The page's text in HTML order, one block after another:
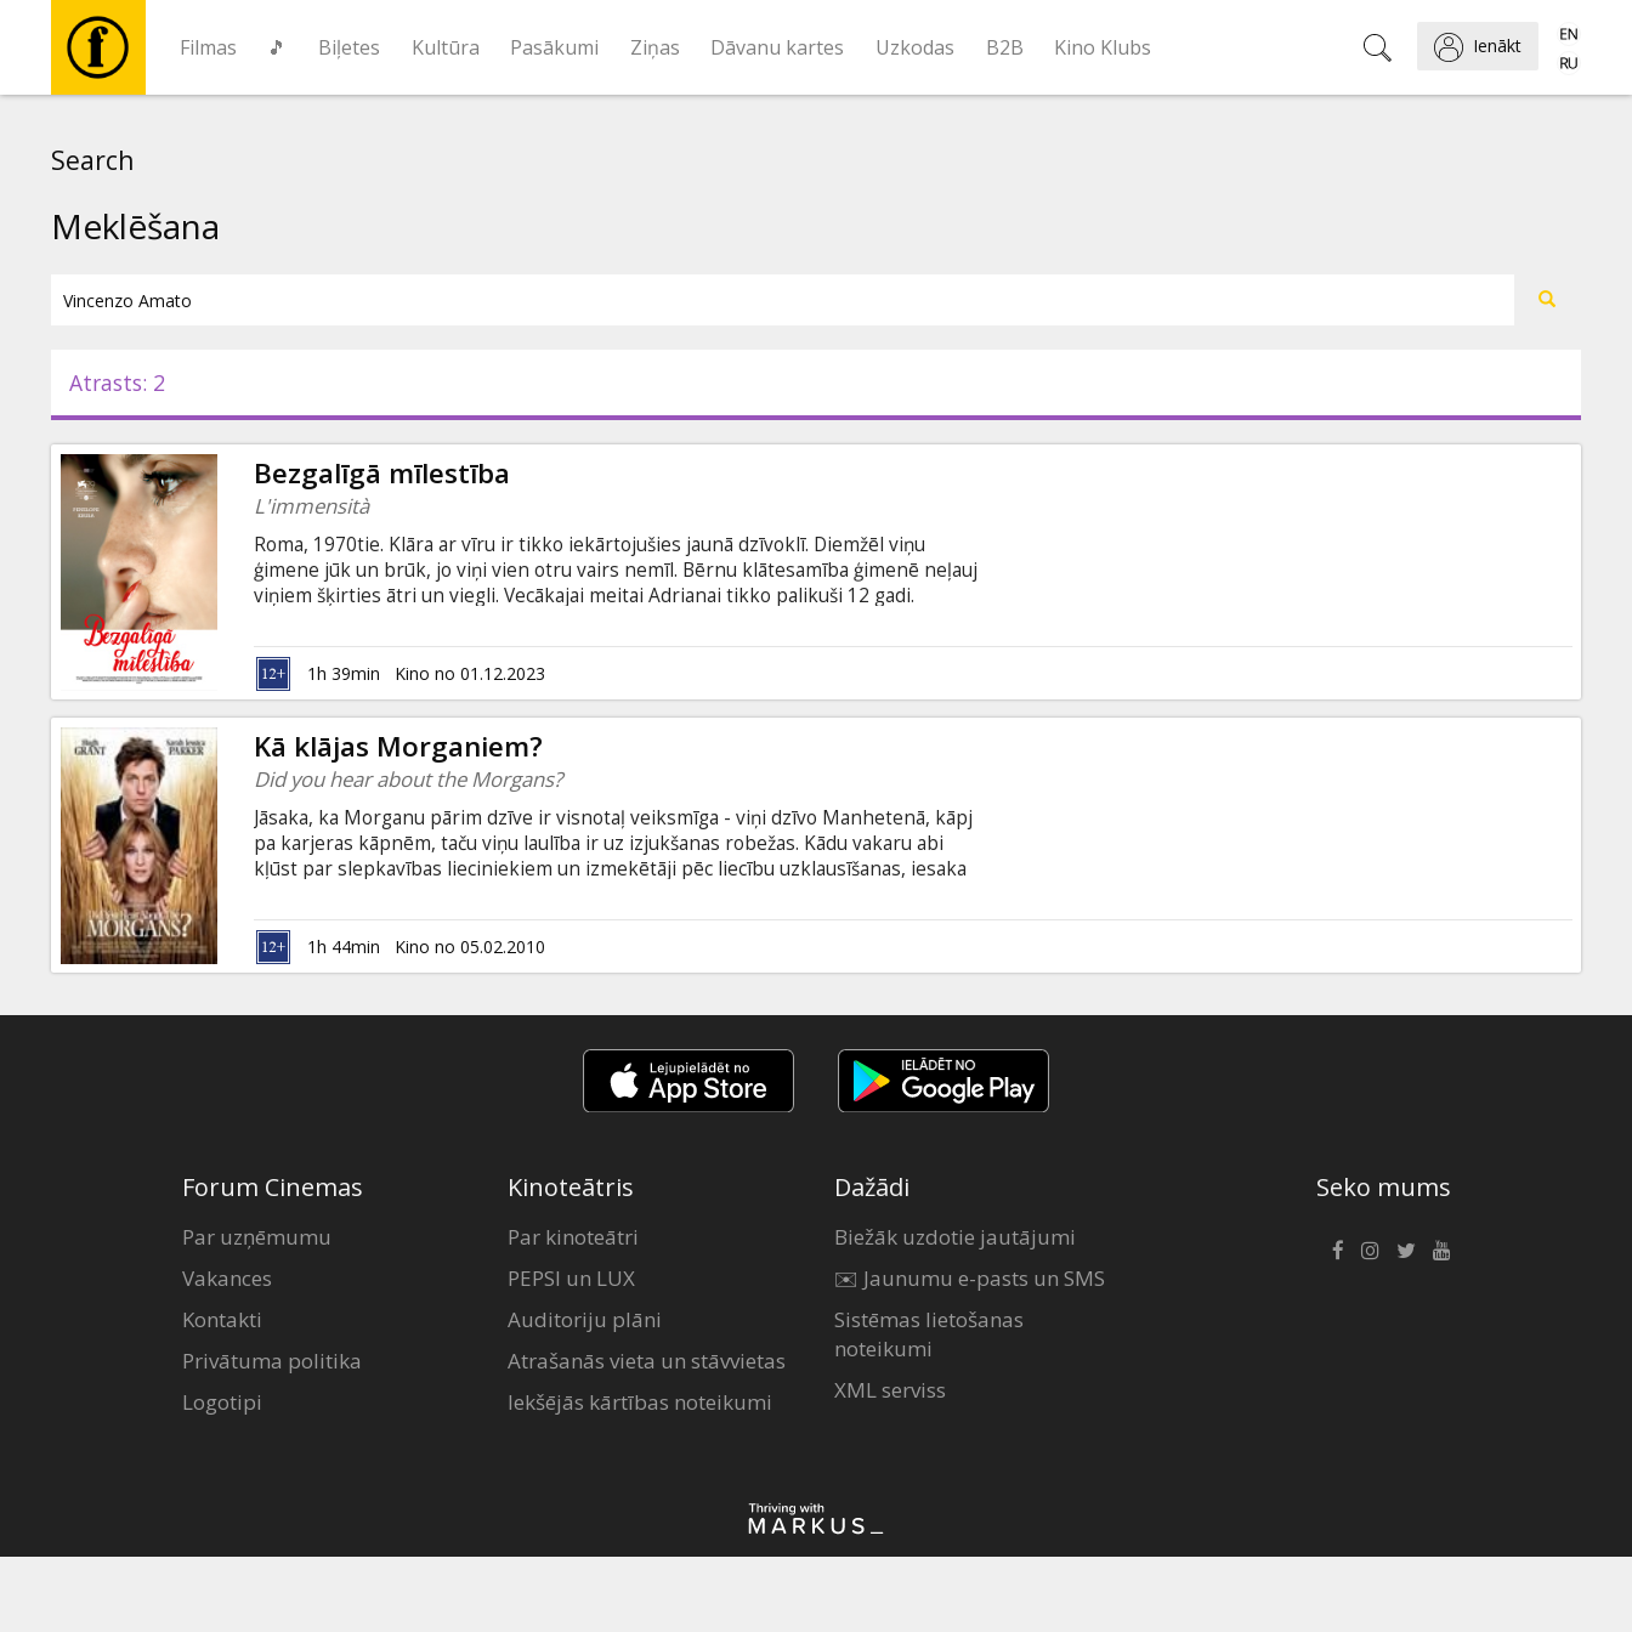
Filmas 🎵 Biļetes Kultūra Pasākumi Ziņas Dāvanu kartes Uzkodas B2B Kino Klubs Ienākt
Pasākumi
Ziņas
Dāvanu
kartes
Uzkodas
B2B
Kino
Klubs
Search
Meklēšana
Atrasts: 2
Bezgalīgā mīlestība
L'immensità
Roma, 1970tie. Klāra ar vīru ir tikko iekārtojušies jaunā dzīvoklī. Diemžēl viņu
ģimene jūk un brūk, jo viņi vien otru vairs nemīl. Bērnu klātesamība ģimenē neļauj
viņiem šķirties ātri un viegli. Vecākajai meitai Adrianai tikko palikuši 12 gadi.
vecāku attiecībās. Pavisam negaidīti Adriana pārsteidz visu ģimeni – viņa sāk
noliegt savu personību. Meitene visus cenšas pārliecināt, ka ir zēns. Filma itāliešu
valodā ar subtitriem latviešu un krievu valodā.
1h 39min Kino no 01.12.2023
Kā klājas Morganiem?
Did you hear about the Morgans?
Jāsaka, ka Morganu pārim dzīve ir visnotaļ veiksmīga - viņi dzīvo Manhetenā, kāpj
pa karjeras kāpnēm, taču viņu laulība ir uz izjukšanas robežas. Kādu vakaru abi
kļūst par slepkavības lieciniekiem un izmekētāji pēc liecību uzklausīšanas, iesaka
spožās lielpilsētas spiesti doties uz mazpilsētiņu Vaiomingā, kur sākas neierasta,
no urbanizētās vides un sadzīves atšķirīga dzīve. Vai tā ko mainīs viņu attiecībās?
1h 44min Kino no 05.02.2010
Forum Cinemas
Par uzņēmumu
Vakances
Kontakti
Privātuma politika
Logotipi
Kinoteātris
Par kinoteātri
PEPSI un LUX
Auditoriju plāni
Atrašanās vieta un stāvvietas
Iekšējās kārtības noteikumi
Dažādi
Biežāk uzdotie jautājumi
✉️ Jaunumu e-pasts un SMS
Sistēmas lietošanas
noteikumi
XML serviss
Seko mums